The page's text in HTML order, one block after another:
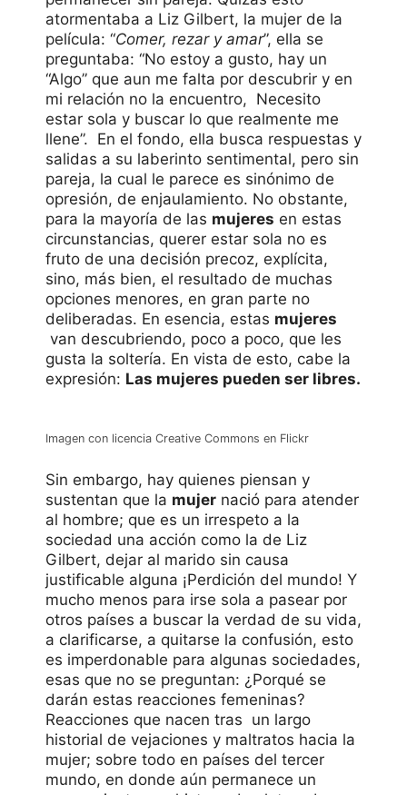
atormentaba a Liz Gilbert, la mujer de la
película: “Comer, rezar y amar”, ella se
preguntaba: “No estoy a gusto, hay un
“Algo” que aun me falta por descubrir y en
mi relación no la encuentro, Necesito
estar sola y buscar lo que realmente me
llene”. En el fondo, ella busca respuestas y
salidas a su laberinto sentimental, pero sin
pareja, la cual le parece es sinónimo de
opresión, de enjaulamiento. No obstante,
para la mayoría de las mujeres en estas
circunstancias, querer estar sola no es
fruto de una decisión precoz, explícita,
sino, más bien, el resultado de muchas
opciones menores, en gran parte no
deliberadas. En esencia, estas mujeres
van descubriendo, poco a poco, que les
gusta la soltería. En vista de esto, cabe la
expresión: Las mujeres pueden ser libres.
Imagen con licencia Creative Commons en Flickr
Sin embargo, hay quienes piensan y
sustentan que la mujer nació para atender
al hombre; que es un irrespeto a la
sociedad una acción como la de Liz
Gilbert, dejar al marido sin causa
justificable alguna ¡Perdición del mundo! Y
mucho menos para irse sola a pasear por
otros países a buscar la verdad de su vida,
a clarificarse, a quitarse la confusión, esto
es imperdonable para algunas sociedades,
esas que no se preguntan: ¿Porqué se
darán estas reacciones femeninas?
Reacciones que nacen tras un largo
historial de vejaciones y maltratos hacia la
mujer; sobre todo en países del tercer
mundo, en donde aún permanece un